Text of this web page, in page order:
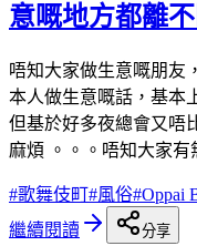
意嘅地方都離
唔知大家做生意嘅朋友
本人做生意嘅話，基本
但基於好多夜總會又唔
麻煩 。。。唔知大家
#歌舞伎町#風俗#Oppai
繼續閱讀
分享